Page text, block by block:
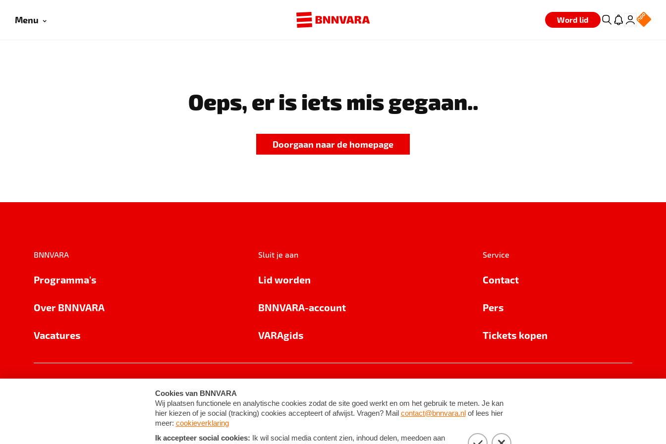
Menu Word lid
Oeps, er is iets mis gegaan..
Doorgaan naar de homepage
BNNVARA
Programma's
Over BNNVARA
Vacatures
Sluit je aan
Lid worden
BNNVARA-account
VARAgids
Service
Contact
Pers
Tickets kopen
Cookie-instellingen Algemene voorwaarden ©2026BNNVARA